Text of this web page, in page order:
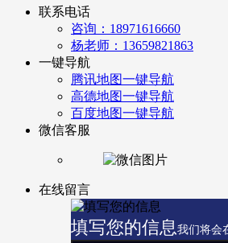
联系电话
咨询：18971616660
杨老师：13659821863
一键导航
腾讯地图一键导航
高德地图一键导航
百度地图一键导航
微信客服
在线留言
填写您的信息我们将会